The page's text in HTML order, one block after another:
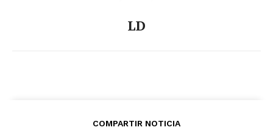
LD
COMPARTIR NOTICIA